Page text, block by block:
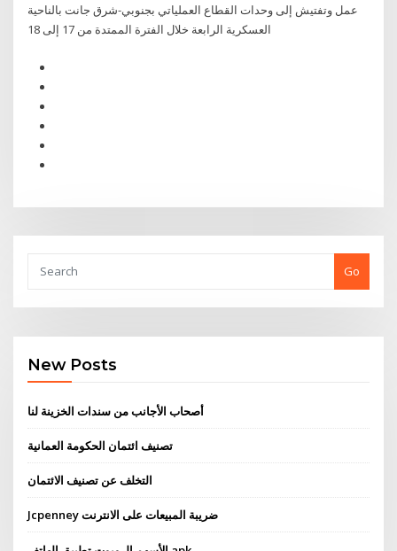
عمل وتفتيش إلى وحدات القطاع العملياتي بجنوبي-شرق جانت بالناحية
العسكرية الرابعة خلال الفترة الممتدة من 17 إلى 18
Go
New Posts
أصحاب الأجانب من سندات الخزينة لنا
تصنيف ائتمان الحكومة العمانية
التخلف عن تصنيف الائتمان
Jcpenney ضريبة المبيعات على الانترنت